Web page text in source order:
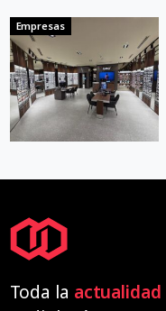
Empresas
Toda la actualidad